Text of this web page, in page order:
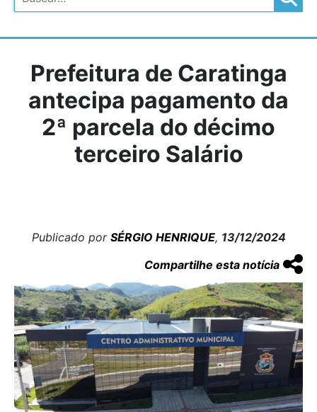
Prefeitura de Caratinga
antecipa pagamento da
2ª parcela do décimo
terceiro Salário
Publicado por SÉRGIO HENRIQUE, 13/12/2024
Compartilhe esta notícia